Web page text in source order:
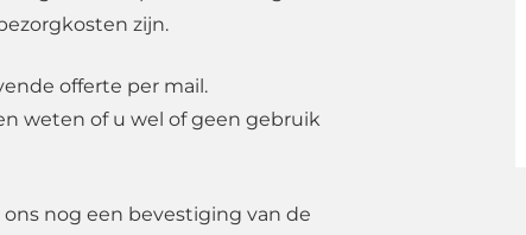
zijn.
offerte per mail.
weten of u wel of geen gebruik
nog een bevestiging van de